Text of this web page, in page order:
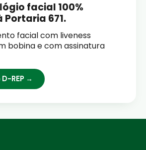
facial 100%
671.
facial com liveness
bobina e com assinatura
REP →